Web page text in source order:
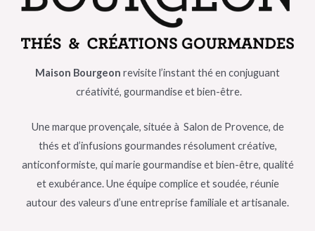
Maison Bourgeon revisite l’instant thé en conjuguant
créativité, gourmandise et bien-être.
Une marque provençale, située à Salon de Provence, de
thés et d’infusions gourmandes résolument créative,
anticonformiste, qui marie gourmandise et bien-être, qualité
et exubérance. Une équipe complice et soudée, réunie
autour des valeurs d’une entreprise familiale et artisanale.